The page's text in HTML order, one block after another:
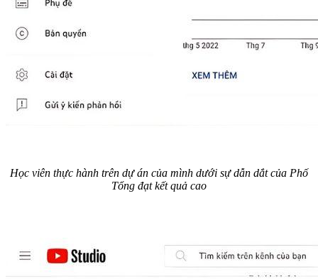
Học viên thực hành trên dự án của mình dưới sự dẫn dắt của Phố
Tổng đạt kết quả cao